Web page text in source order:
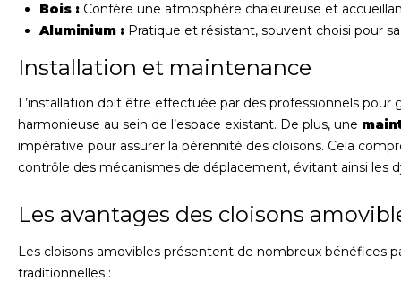
Bois : Confère une atmosphère chaleureuse et
Aluminium : Pratique et résistant, souvent choisi pour
Installation et maintenance
L’installation doit être effectuée par des professionnels pour
harmonieuse au sein de l’espace existant. De plus, une
impérative pour assurer la pérennité des cloisons. Cela
contrôle des mécanismes de déplacement, évitant ainsi les
Les avantages des cloisons
Les cloisons amovibles présentent de nombreux bénéfices
traditionnelles :